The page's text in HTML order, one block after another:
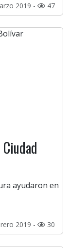
2019 - 47
ayudaron en
2019 - 30